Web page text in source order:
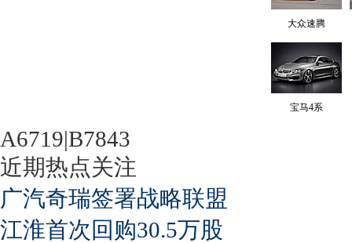
大众速腾
宝马4系
A6719|B7843
近期热点关注
广汽奇瑞签署战略联盟
江淮首次回购30.5万股